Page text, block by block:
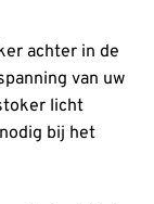
achter in de
van uw
licht
bij het